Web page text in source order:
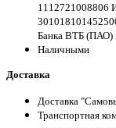
1112721008806
Банка ВТБ (ПАО)
Наличными
Доставка
Доставка
Транспортная